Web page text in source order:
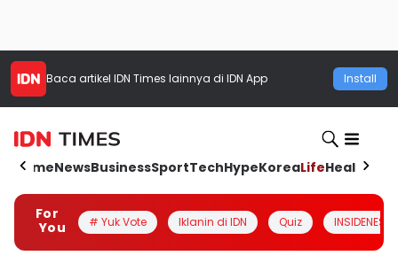
Baca artikel IDN Times lainnya di IDN App Install
HomeNewsBusinessSportTechHypeKoreaLifeHealth
For
You
# Yuk Vote Iklanin di IDN Quiz INSIDENESIA